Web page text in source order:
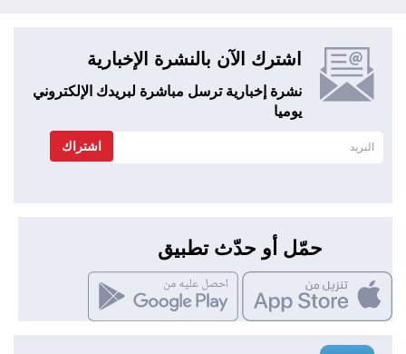
اشترك الآن بالنشرة الإخبارية
نشرة إخبارية ترسل مباشرة لبريدك الإلكتروني
يوميا
اشتراك
حمّل أو حدّث تطبيق